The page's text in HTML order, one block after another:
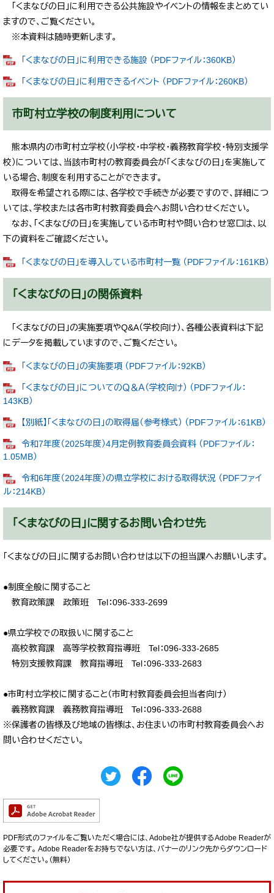
「くまなびの日」に利用できる公共施設やイベントの情報をまとめてい
ますので、ご覧ください。
※本資料は随時更新します。
「くまなびの日」に利用できる施設 （PDFファイル：360KB）
「くまなびの日」に利用できるイベント （PDFファイル：260KB）
市町村立学校の制度利用について
熊本県内の市町村立学校（小学校・中学校・義務教育学校・特別支援学
校）については、当該市町村の教育委員会が「くまなびの日」を実施して
いる場合、制度を利用することができます。
取得を希望される際には、各学校で手続きが必要ですので、詳細につ
いては、学校または各市町村教育委員会へお問い合わせください。
なお、「くまなびの日」を実施している市町村や問い合わせ窓口は、以
下の資料をご確認ください。
「くまなびの日」を導入している市町村一覧 （PDFファイル：161KB）
「くまなびの日」の関係資料
「くまなびの日」の実施要項やQ&A（学校向け）、各種公表資料は下記
にデータを掲載していますので、ご覧ください。
「くまなびの日」の実施要項 （PDFファイル：92KB）
「くまなびの日」についてのＱ＆Ａ（学校向け） （PDFファイル：
143KB）
【別紙】「くまなびの日」の取得届（参考様式） （PDFファイル：61KB）
令和7年度（2025年度）4月定例教育委員会資料 （PDFファイル：
1.05MB）
令和6年度（2024年度）の県立学校における取得状況 （PDFファイ
ル：214KB）
「くまなびの日」に関するお問い合わせ先
「くまなびの日」に関するお問い合わせは以下の担当課へお願いします。
●制度全般に関すること
教育政策課 政策班 Tel：096-333-2699
●県立学校での取扱いに関すること
高校教育課 高等学校教育指導班 Tel：096-333-2685
特別支援教育課 教育指導班 Tel：096-333-2683
●市町村立学校に関すること（市町村教育委員会担当者向け）
義務教育課 義務教育指導班 Tel：096-333-2688
※保護者の皆様及び地域の皆様は、お住まいの市町村教育委員会へお
問い合わせください。
PDF形式のファイルをご覧いただく場合には、Adobe社が提供するAdobe Readerが
必要です。 Adobe Readerをお持ちでない方は、バナーのリンク先からダウンロード
してください。（無料）